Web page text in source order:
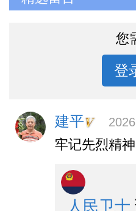
您
登
建平
牢记先烈精
人民卫士